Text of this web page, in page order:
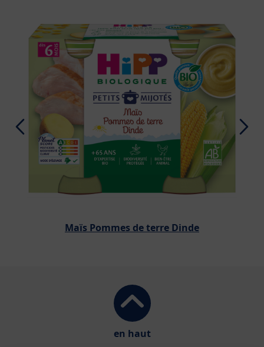
Maïs Pommes de terre Dinde
en haut